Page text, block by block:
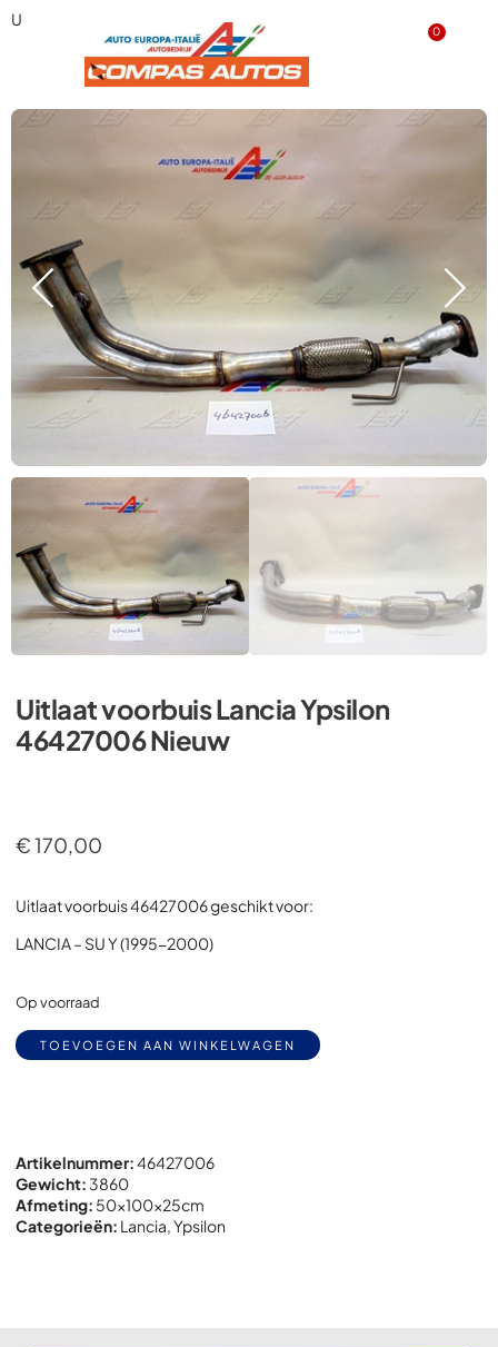
0
Uitlaat voorbuis Lancia Ypsilon 46427006 Nieuw
Uitlaat voorbuis Lancia Ypsilon
46427006 Nieuw
€170,00
Uitlaat voorbuis 46427006 geschikt voor:
LANCIA – SU Y (1995-2000)
Op voorraad
TOEVOEGEN AAN WINKELWAGEN
Artikelnummer:46427006
Gewicht: 3860
Afmeting: 50x100x25cm
Categorieën: Lancia,Ypsilon